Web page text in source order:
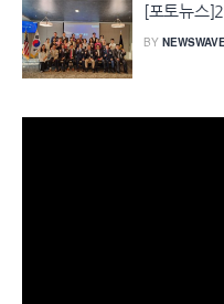
[포토뉴스
BY